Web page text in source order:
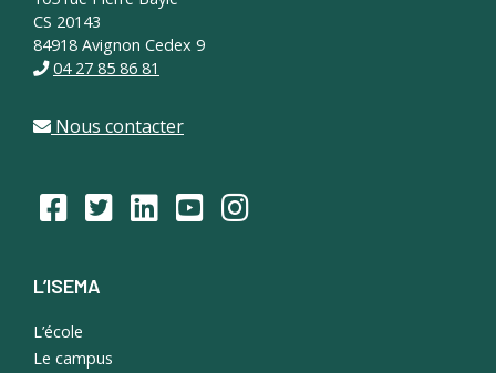
CS 20143
84918 Avignon Cedex 9
04 27 85 86 81
Nous contacter
L’ISEMA
L’école
Le campus